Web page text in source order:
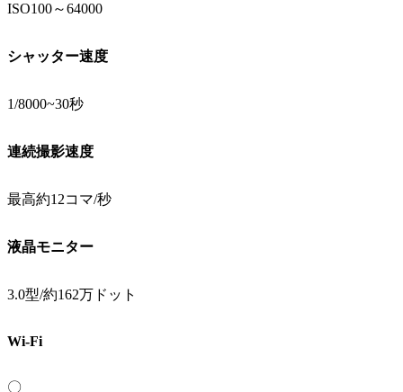
ISO100～64000
シャッター速度
1/8000~30秒
連続撮影速度
最高約12コマ/秒
液晶モニター
3.0型/約162万ドット
Wi-Fi
〇